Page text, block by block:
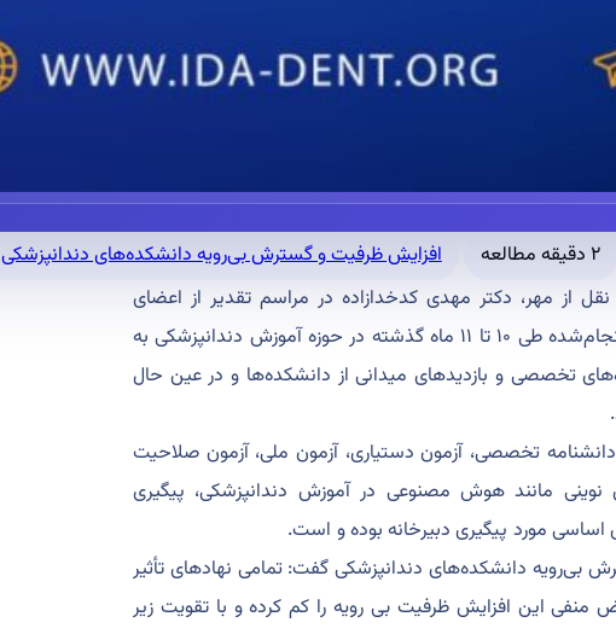
۲ دقیقه مطالعه افزایش ظرفیت و گسترش بی‌رویه دانشکده‌های دندانپزشکی
از مهر، دکتر مهدی کدخدازاده در مراسم تقدیر از اعضای
بوردهای تخصصی دندانپزشکی، به مجموعه اقدامات انجام‌شده طی ۱۰ تا ۱۱ ماه گذشته در حوزه آموزش دندانپزشکی به
تخصصی و بازدیدهای میدانی از دانشکده‌ها و در عین حال
تخصصی، آزمون دستیاری، آزمون ملی، آزمون صلاحیت
نوینی مانند هوش مصنوعی در آموزش دندانپزشکی، پیگیری
مورد پیگیری دبیرخانه بوده و است.
بی‌رویه دانشکده‌های دندانپزشکی گفت: تمامی نهادهای تأثیر
این افزایش ظرفیت بی رویه را کم کرده و با تقویت زیر